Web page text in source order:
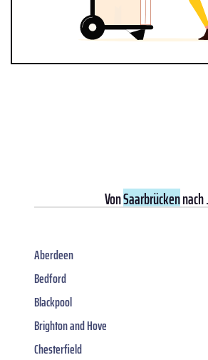
VonSaarbrücken
Aberdeen
Bedford
Blackpool
Brighton and Hove
Chesterfield